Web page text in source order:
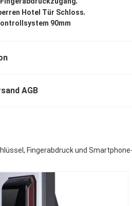
Hotel Tür Schloss,
90mm
AGB
Fingerabdruck und